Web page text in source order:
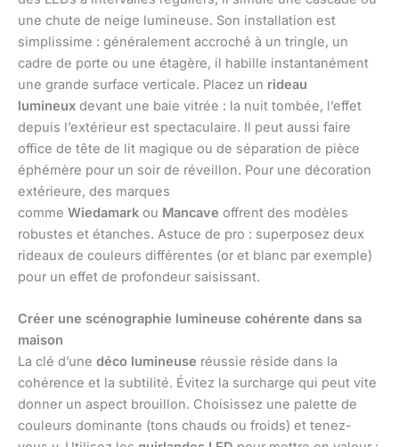
une chute de neige lumineuse. Son installation est
simplissime : généralement accroché à un tringle, un
cadre de porte ou une étagère, il habille instantanément
une grande surface verticale. Placez un rideau
lumineux devant une baie vitrée : la nuit tombée, l’effet
depuis l’extérieur est spectaculaire. Il peut aussi faire
office de tête de lit magique ou de séparation de pièce
éphémère pour un soir de réveillon. Pour une décoration
extérieure, des marques
comme Wiedamark ou Mancave offrent des modèles
robustes et étanches. Astuce de pro : superposez deux
rideaux de couleurs différentes (or et blanc par exemple)
pour un effet de profondeur saisissant.
Créer une scénographie lumineuse cohérente dans sa
maison
La clé d’une déco lumineuse réussie réside dans la
cohérence et la subtilité. Évitez la surcharge qui peut vite
donner un aspect brouillon. Choisissez une palette de
couleurs dominante (tons chauds ou froids) et tenez-